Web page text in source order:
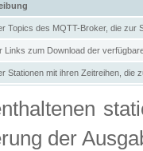
Topics des MQTT-Broker, die zur
Links zum Download der
Stationen mit ihren Zeitreihen, die
der